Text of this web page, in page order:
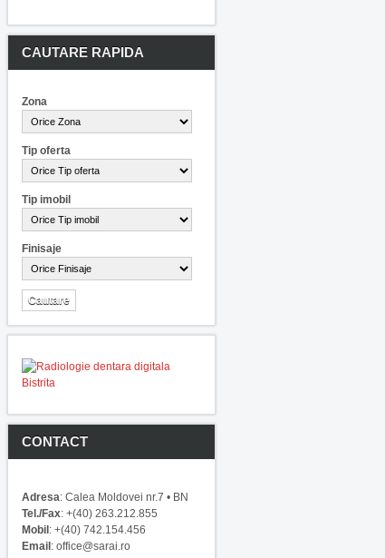
CAUTARE RAPIDA
Zona
Tip oferta
Tip imobil
Finisaje
CONTACT
Adresa: Calea Moldovei nr.7 • BN
Tel./Fax: +(40) 263.212.855
Mobil : +(40) 742.154.456
Email : office@sarai.ro